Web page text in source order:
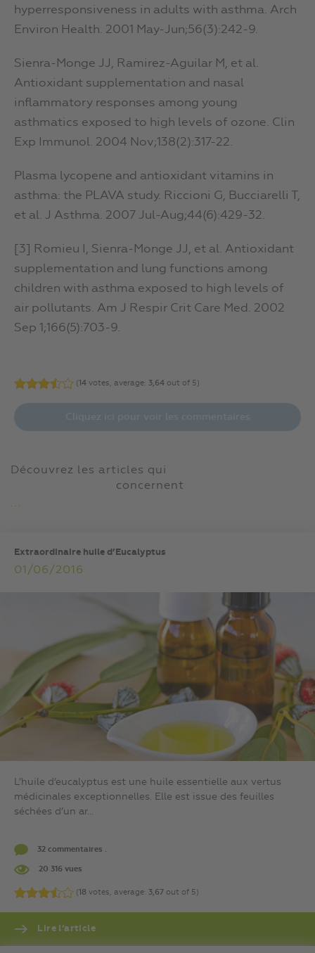
hyperresponsiveness in adults with asthma. Arch
Environ Health. 2001 May-Jun;56(3):242-9.
Sienra-Monge JJ, Ramirez-Aguilar M, et al.
Antioxidant supplementation and nasal
inflammatory responses among young
asthmatics exposed to high levels of ozone. Clin
Exp Immunol. 2004 Nov;138(2):317-22.
Plasma lycopene and antioxidant vitamins in
asthma: the PLAVA study. Riccioni G, Bucciarelli T,
et al. J Asthma. 2007 Jul-Aug;44(6):429-32.
[3] Romieu I, Sienra-Monge JJ, et al. Antioxidant
supplementation and lung functions among
children with asthma exposed to high levels of
air pollutants. Am J Respir Crit Care Med. 2002
Sep 1;166(5):703-9.
(14 votes, average: 3,64 out of 5)
Découvrez les articles qui
concernent
...
Extraordinaire huile d’Eucalyptus
01/06/2016
L’huile d’eucalyptus est une huile essentielle aux vertus
médicinales exceptionnelles. Elle est issue des feuilles
séchées d’un ar...
32 commentaires .
20 316 vues
(18 votes, average: 3,67 out of 5)
Lire l’article